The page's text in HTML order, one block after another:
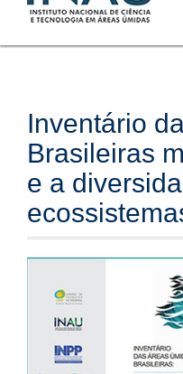
Inventário
Brasileiras
e a